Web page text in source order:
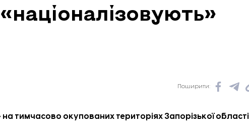
Поширити:
тимчасово окупованих територіях Запорізької області